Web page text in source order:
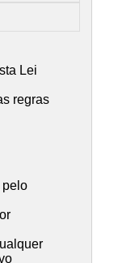
Lei
regras
pelo